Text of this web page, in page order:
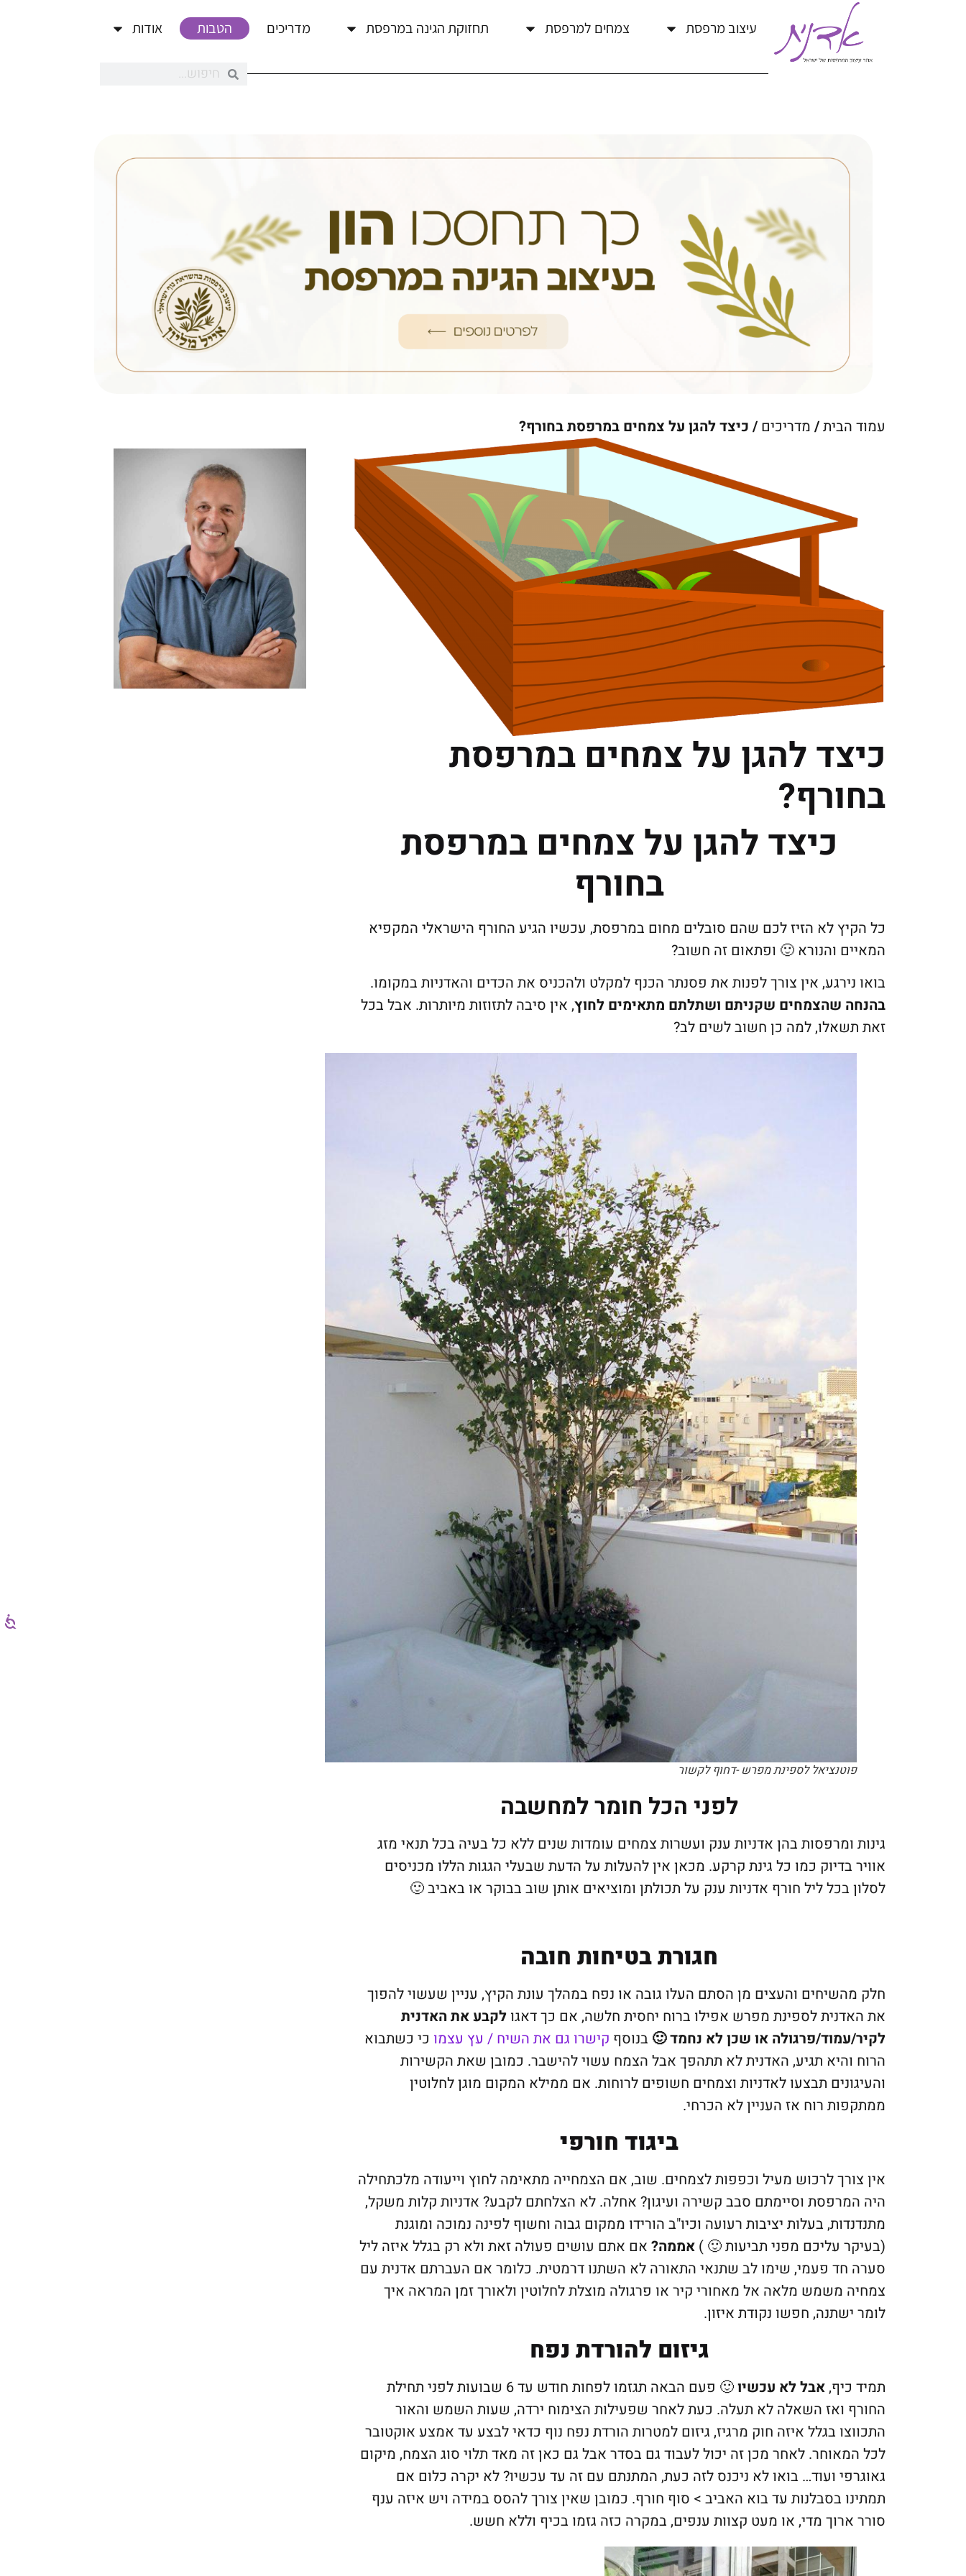
עיצוב מרפסת צמחים למרפסת תחזוקת הגינה במרפסת מדריכים הטבות אודות
עמוד הבית/ מדריכים / כיצד להגן על צמחים במרפסת בחורף?
כיצד להגן על צמחים במרפסת
בחורף?
כיצד להגן על צמחים במרפסת
בחורף
כל הקיץ לא הזיז לכם שהם סובלים מחום במרפסת, עכשיו הגיע החורף הישראלי המקפיא
המאיים והנורא 🙂 ופתאום זה חשוב?
בואו נירגע, אין צורך לפנות את פסנתר הכנף למקלט ולהכניס את הכדים והאדניות במקומו.
בהנחה שהצמחים שקניתם ושתלתם מתאימים לחוץ, אין סיבה לתזוזות מיותרות. אבל בכל
זאת תשאלו, למה כן חשוב לשים לב?
פוטנציאל לספינת מפרש -דחוף לקשור
לפני הכל חומר למחשבה
גינות ומרפסות בהן אדניות ענק ועשרות צמחים עומדות שנים ללא כל בעיה בכל תנאי מזג
אוויר בדיוק כמו כל גינת קרקע. מכאן אין להעלות על הדעת שבעלי הגגות הללו מכניסים
לסלון בכל ליל חורף אדניות ענק על תכולתן ומוציאים אותן שוב בבוקר או באביב 🙂
חגורת בטיחות חובה
חלק מהשיחים והעצים מן הסתם העלו גובה או נפח במהלך עונת הקיץ, עניין שעשוי להפוך
את האדנית לספינת מפרש אפילו ברוח יחסית חלשה, אם כך דאגולקבע את האדנית
לקיר/עמוד/פרגולה או שכן לא נחמד 🙂 בנוסף קישרו גם את השיח / עץ עצמו כי כשתבוא
הרוח והיא תגיע, האדנית לא תתהפך אבל הצמח עשוי להישבר. כמובן שאת הקשירות
והעיגונים תבצעו לאדניות וצמחים חשופים לרוחות. אם ממילא המקום מוגן לחלוטין
ממתקפות רוח אז העניין לא הכרחי.
ביגוד חורפי
אין צורך לרכוש מעיל וכפפות לצמחים. שוב, אם הצמחייה מתאימה לחוץ וייעודה מלכתחילה
היה המרפסת וסיימתם סבב קשירה ועיגון? אחלה. לא הצלחתם לקבע? אדניות קלות משקל,
מתנדנדות, בעלות יציבות רעועה וכיו"ב הורידו ממקום גבוה וחשוף לפינה נמוכה ומוגנת
(בעיקר עליכם מפני תביעות 🙂 )אממה? אם אתם עושים פעולה זאת ולא רק בגלל איזה ליל
סערה חד פעמי, שימו לב שתנאי התאורה לא השתנו דרמטית. כלומר אם העברתם אדנית עם
צמחיה משמש מלאה אל מאחורי קיר או פרגולה מוצלת לחלוטין ולאורך זמן המראה איך
לומר ישתנה, חפשו נקודת איזון.
גיזום להורדת נפח
תמיד כיף,אבל לא עכשיו
🙂 פעם הבאה תגזמו לפחות חודש עד 6 שבועות לפני תחילת
החורף ואז השאלה לא תעלה. כעת לאחר שפעילות הצימוח ירדה, שעות השמש והאור
התכווצו בגלל איזה חוק מרגיז, גיזום למטרות הורדת נפח נוף כדאי לבצע עד אמצע אוקטובר
לכל המאוחר. לאחר מכן זה יכול לעבוד גם בסדר אבל גם כאן זה מאד תלוי סוג הצמח, מיקום
גאוגרפי ועוד… בואו לא ניכנס לזה כעת, המתנתם עם זה עד עכשיו? לא יקרה כלום אם
תמתינו בסבלנות עד בוא האביב > סוף חורף. כמובן שאין צורך להסס במידה ויש איזה ענף
סורר ארוך מדי, או מעט קצוות ענפים, במקרה כזה גזמו בכיף וללא חשש.